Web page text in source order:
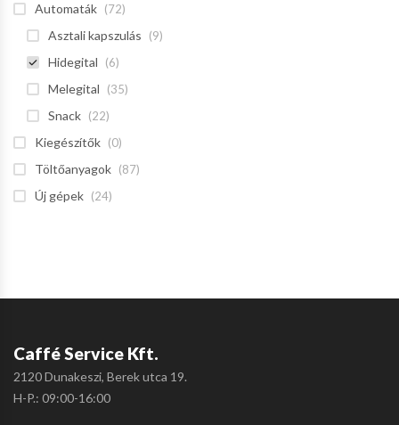
Automaták (72)
Asztali kapszulás (9)
Hidegital (6)
Melegital (35)
Snack (22)
Kiegészítők (0)
Töltőanyagok (87)
Új gépek (24)
Caffé Service Kft.
2120 Dunakeszi, Berek utca 19.
H-P.: 09:00-16:00